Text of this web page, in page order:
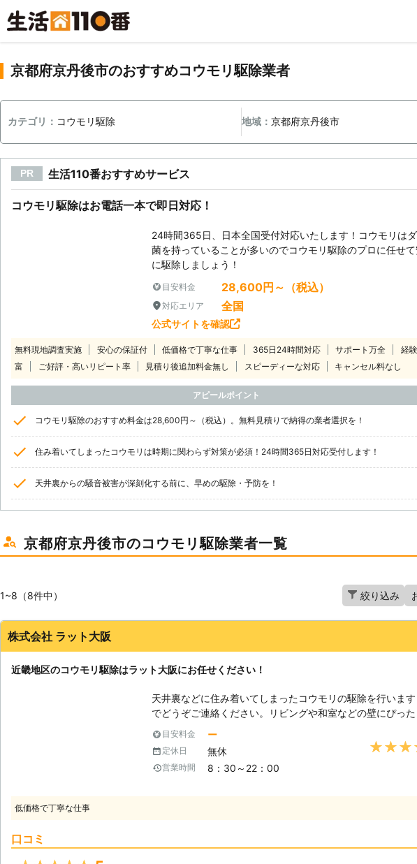
京都府京丹後市のおすすめコウモリ駆除業者
カテゴリ： コウモリ駆除 地域：京都府京丹後市
PR 生活110番おすすめサービス
コウモリ駆除はお電話一本で即日対応！
24時間365日、日本全国受付対応いたします！コウモリは
菌を持っていることが多いのでコウモリ駆除のプロに任せ
に駆除しましょう！
目安料金 28,600円～（税込）
対応エリア 全国
公式サイトを確認
無料現地調査実施 安心の保証付 低価格で丁寧な仕事 365日24時間対応 サポート万全
経
富
ご好評・高いリピート率 見積り後追加料金無し スピーディーな対応 キャンセル料なし
アピールポイント
コウモリ駆除のおすすめ料金は28,600円～（税込）。無料見積りで納得の業者選択を！
住み着いてしまったコウモリは時期に関わらず対策が必須！24時間365日対応受付します！
天井裏からの騒音被害が深刻化する前に、早めの駆除・予防を！
京都府京丹後市のコウモリ駆除業者一覧
1~8（8件中） 絞り込み
株式会社 ラット大阪
近畿地区のコウモリ駆除はラット大阪にお任せください！
天井裏などに住み着いてしまったコウモリの駆除を行いま
でどうぞご連絡ください。リビングや和室などの壁にぴっ
黒い物体にびっくり、よく見たらコウモリだったというお客
らっしゃいます。コウモリの駆除は、コウモリを追い出して
っちりと塞ぐ作業がとても重要です。どうぞラット大阪にお
【生息地を選ばないコウモリ】 コウモリは森の洞窟などに住
に入り込むこともあります。ネズミなどのように走り回る
目安料金 ー
定休日 無休
営業時間 8：30～22：00
低価格で丁寧な仕事
口コミ